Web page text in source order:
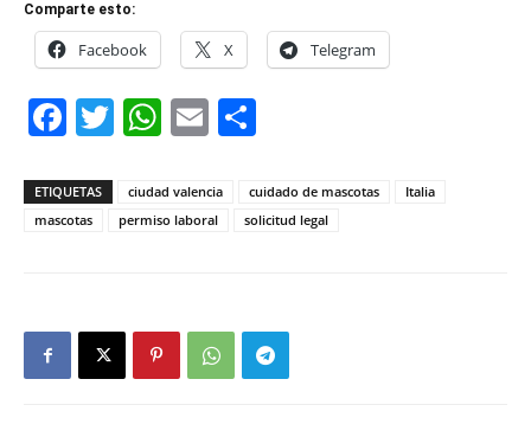
Comparte esto:
Facebook X Telegram
Facebook
Twitter
WhatsApp
Email
ETIQUETAS ciudad valencia cuidado de mascotas
Italia
mascotas
permiso laboral solicitud legal